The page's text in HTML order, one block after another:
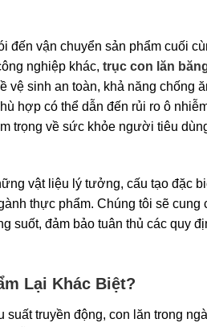
đến vận chuyển sản phẩm cuối
nghiệp khác, trục con lăn
vệ sinh an toàn, khả năng chống
hợp có thể dẫn đến rủi ro ô
trọng về sức khỏe người tiêu
vật liệu lý tưởng, cấu tạo đặc
thực phẩm. Chúng tôi sẽ cung
suốt, đảm bảo tuân thủ các quy
Lại Khác Biệt?
truyền động, con lăn trong